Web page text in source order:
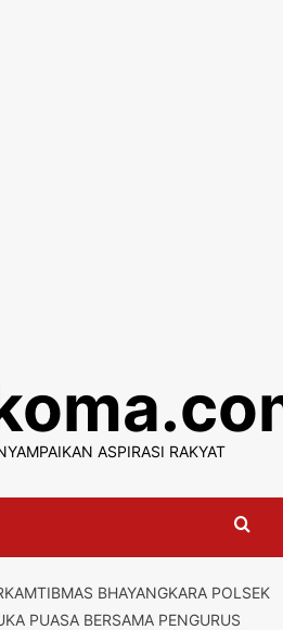
ASPIRASI RAKYAT
BHAYANGKARA POLSEK
PUASA BERSAMA PENGURUS